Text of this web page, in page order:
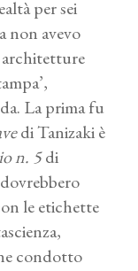
per sei
non avevo
La prima fu
di Tanizaki è
n. 5di
le etichette
condotto